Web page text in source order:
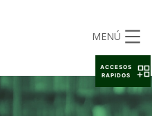
MENÚ
ACCESOS
RAPIDOS